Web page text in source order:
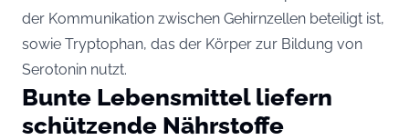
der Kommunikation zwischen Gehirnzellen beteiligt ist,
sowie Tryptophan, das der Körper zur Bildung von
Serotonin nutzt.
Bunte Lebensmittel liefern
schützende Nährstoffe